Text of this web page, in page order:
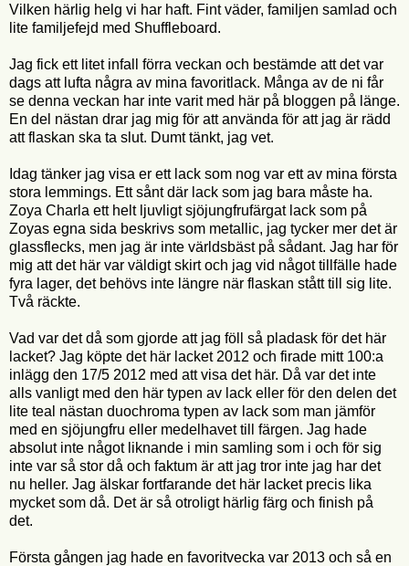
Vilken härlig helg vi har haft. Fint väder, familjen samlad och
lite familjefejd med Shuffleboard.
Jag fick ett litet infall förra veckan och bestämde att det var
dags att lufta några av mina favoritlack. Många av de ni får
se denna veckan har inte varit med här på bloggen på länge.
En del nästan drar jag mig för att använda för att jag är rädd
att flaskan ska ta slut. Dumt tänkt, jag vet.
Idag tänker jag visa er ett lack som nog var ett av mina första
stora lemmings. Ett sånt där lack som jag bara måste ha.
Zoya Charla ett helt ljuvligt sjöjungfrufärgat lack som på
Zoyas egna sida beskrivs som metallic, jag tycker mer det är
glassflecks, men jag är inte världsbäst på sådant. Jag har för
mig att det här var väldigt skirt och jag vid något tillfälle hade
fyra lager, det behövs inte längre när flaskan stått till sig lite.
Två räckte.
Vad var det då som gjorde att jag föll så pladask för det här
lacket? Jag köpte det här lacket 2012 och firade mitt 100:a
inlägg den 17/5 2012 med att visa det här. Då var det inte
alls vanligt med den här typen av lack eller för den delen det
lite teal nästan duochroma typen av lack som man jämför
med en sjöjungfru eller medelhavet till färgen. Jag hade
absolut inte något liknande i min samling som i och för sig
inte var så stor då och faktum är att jag tror inte jag har det
nu heller. Jag älskar fortfarande det här lacket precis lika
mycket som då. Det är så otroligt härlig färg och finish på
det.
Första gången jag hade en favoritvecka var 2013 och så en